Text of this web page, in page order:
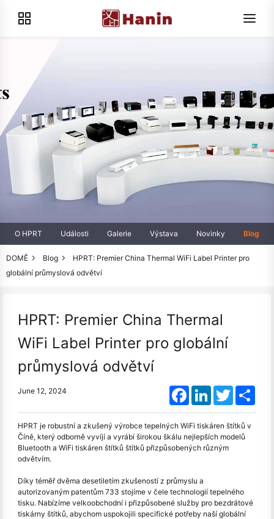
O HPRT Události Galerie Výstava Novinky Blog
DOMĚ Blog
HPRT: Premier China Thermal WiFi Label Printer pro
globální průmyslová odvětví
HPRT: Premier China Thermal
WiFi Label Printer pro globální
průmyslová odvětví
June 12, 2024 FacebookLinkedInTwitter
HPRT je robustní a zkušený výrobce tepelných WiFi tiskáren štítků v
Číně, který odborně vyvíjí a vyrábí širokou škálu nejlepších modelů
Bluetooth a WiFi tiskáren štítků štítků přizpůsobených různým
odvětvím.
Díky téměř dvěma desetiletím zkušeností z průmyslu a
autorizovaným patentům 733 stojíme v čele technologií tepelného
tisku. Nabízíme velkoobchodní i přizpůsobené služby pro bezdrátové
tiskárny štítků, abychom uspokojili specifické potřeby naší globální